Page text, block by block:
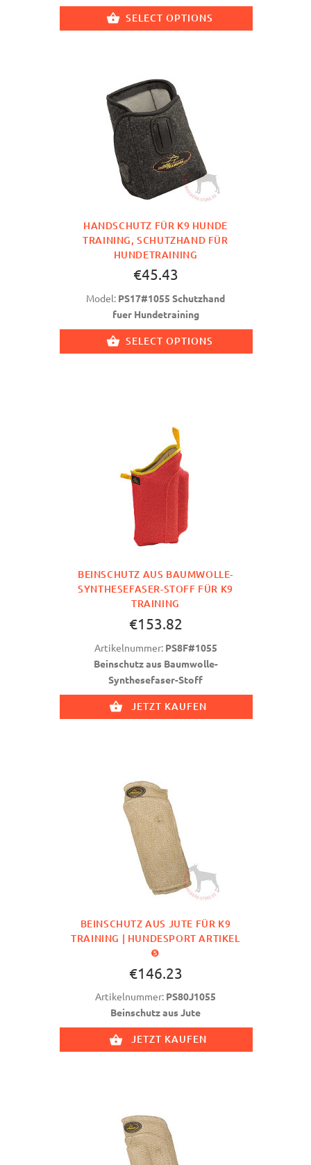
SELECT OPTIONS
HANDSCHUTZ FÜR K9 HUNDE
TRAINING, SCHUTZHAND FÜR
HUNDETRAINING
€45.43
Model: PS17#1055 Schutzhand
fuer Hundetraining
SELECT OPTIONS
BEINSCHUTZ AUS BAUMWOLLE-
SYNTHESEFASER-STOFF FÜR K9
TRAINING
€153.82
Artikelnummer: PS8F#1055
Beinschutz aus Baumwolle-
Synthesefaser-Stoff
JETZT KAUFEN
BEINSCHUTZ AUS JUTE FÜR K9
TRAINING | HUNDESPORT ARTIKEL
❺
€146.23
Artikelnummer: PS80J1055
Beinschutz aus Jute
JETZT KAUFEN